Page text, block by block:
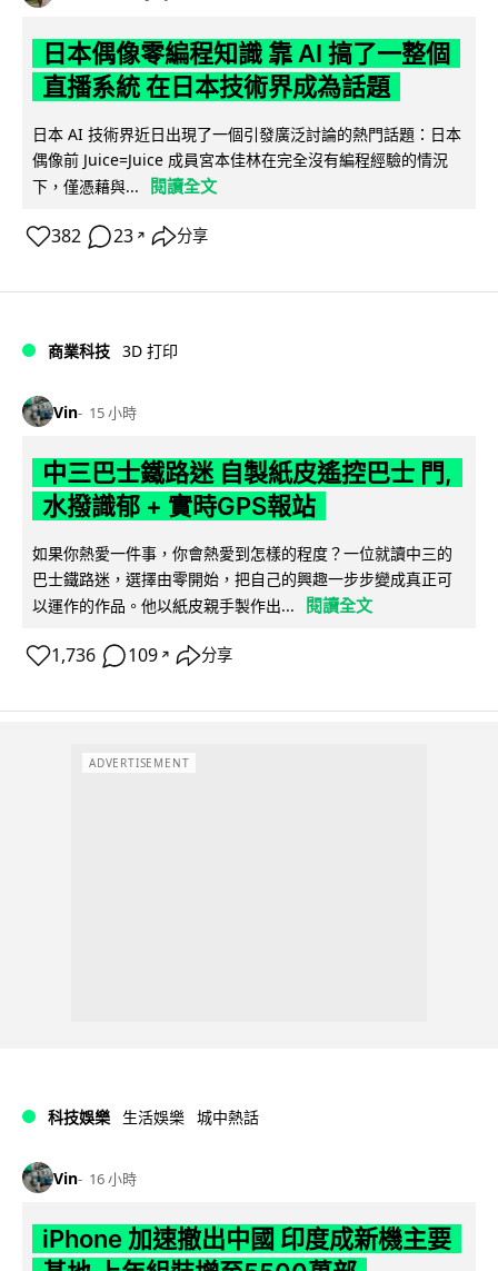
日本偶像零編程知識 靠 AI 搞了一整個
直播系統 在日本技術界成為話題
日本 AI 技術界近日出現了一個引發廣泛討論的熱門話題：日本
偶像前 Juice=Juice 成員宮本佳林在完全沒有編程經驗的情況
下，僅憑藉與...
閱讀全文
382 23 ↗ 分享
商業科技 3D 打印
Vin 15 小時
中三巴士鐵路迷 自製紙皮遙控巴士 門,
水撥識郁 + 實時GPS報站
如果你熱愛一件事，你會熱愛到怎樣的程度？一位就讀中三的
巴士鐵路迷，選擇由零開始，把自己的興趣一步步變成真正可
以運作的作品。他以紙皮親手製作出...
閱讀全文
1,736 109 ↗ 分享
ADVERTISEMENT
科技娛樂 生活娛樂 城中熱話
Vin 16 小時
iPhone 加速撤出中國 印度成新機主要